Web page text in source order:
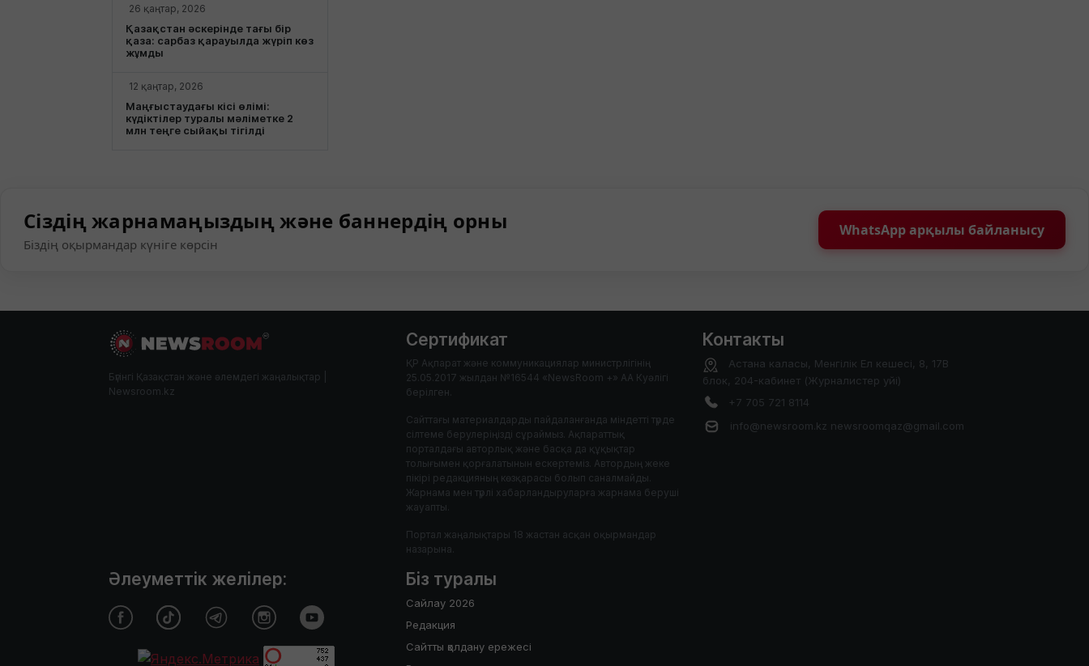
26 қаңтар, 2026
Қазақстан әскерінде тағы бір
қаза: сарбаз қарауылда жүріп көз
жұмды
12 қаңтар, 2026
Маңғыстаудағы кісі өлімі:
күдіктілер туралы мәліметке 2
млн теңге сыйақы тігілді
Сіздің жарнамаңыздың және баннердің орны
Біздің оқырмандар күніге көрсін
WhatsApp арқылы байланысу
Бүгінгі Қазақстан және әлемдегі жаңалықтар |
Newsroom.kz
Сертификат
ҚР Ақпарат және коммуникациялар министрлігінің
25.05.2017 жылдан №16544 «NewsRoom +» АА Куәлігі
берілген.
Сайттағы материалдарды пайдаланғанда міндетті түрде
сілтеме берулеріңізді сұраймыз. Ақпараттық
порталдағы авторлық және басқа да құқықтар
толығымен қорғалатынын ескертеміз. Автордың жеке
пікірі редакцияның көзқарасы болып саналмайды.
Жарнама мен түрлі хабарландыруларға жарнама беруші
жауапты.
Портал жаңалықтары 18 жастан асқан оқырмандар
назарына.
Контакты
Астана каласы, Менгілік Ел кешесі, 8, 17В
блок, 204-кабинет (Журналистер уйі)
+7 705 721 8114
info@newsroom.kz newsroomqaz@gmail.com
Біз туралы
Сайлау 2026
Редакция
Сайтты қолдану ережесі
Әлеуметтік желілер: